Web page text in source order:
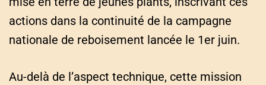
actions dans la continuité de la campagne
nationale de reboisement lancée le 1er juin.
Au-delà de l’aspect technique, cette mission